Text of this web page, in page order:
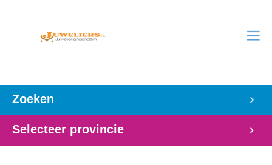
Zoeken
Selecteer provincie